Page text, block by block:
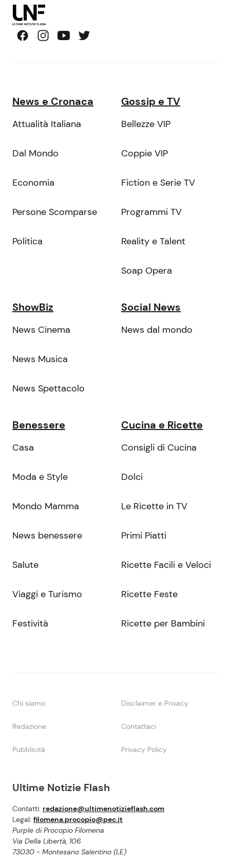
Ultime Notizie Flash
Contatti: redazione@ultimenotizieflash.com
Legal: filomena.procopio@pec.it
Purple di Procopio Filomena
Via Della Libertà, 106
73030 - Montesano Salentino (LE)
News e Cronaca
Attualità Italiana
Dal Mondo
Economia
Persone Scomparse
Politica
Gossip e TV
Bellezze VIP
Coppie VIP
Fiction e Serie TV
Programmi TV
Reality e Talent
Soap Opera
ShowBiz
News Cinema
News Musica
News Spettacolo
Social News
News dal mondo
Benessere
Casa
Moda e Style
Mondo Mamma
News benessere
Salute
Viaggi e Turismo
Festività
Cucina e Ricette
Consigli di Cucina
Dolci
Le Ricette in TV
Primi Piatti
Ricette Facili e Veloci
Ricette Feste
Ricette per Bambini
Chi siamo Disclaimer e Privacy
Redazione Contattaci
Pubblicità Privacy Policy